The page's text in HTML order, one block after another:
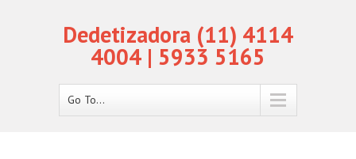
Dedetizadora (11) 4114
4004 | 5933 5165
Go To...